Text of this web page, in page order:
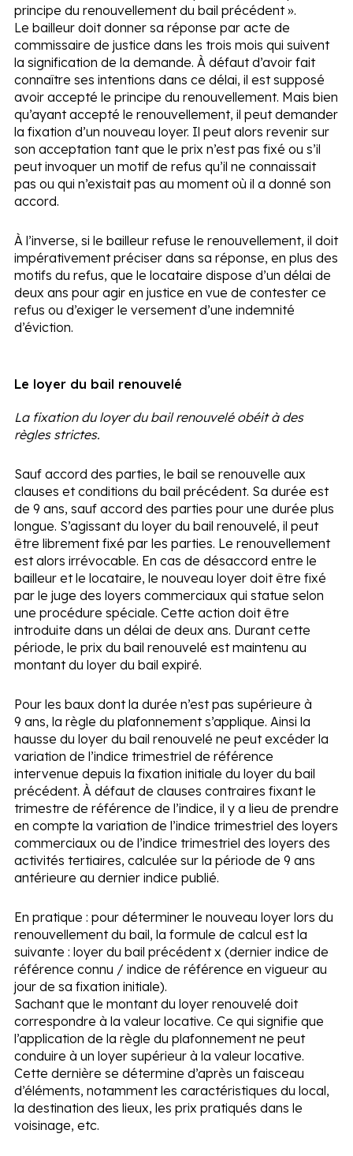
principe du renouvellement du bail précédent ».
Le bailleur doit donner sa réponse par acte de
commissaire de justice dans les trois mois qui suivent
la signification de la demande. À défaut d’avoir fait
connaître ses intentions dans ce délai, il est supposé
avoir accepté le principe du renouvellement. Mais bien
qu’ayant accepté le renouvellement, il peut demander
la fixation d’un nouveau loyer. Il peut alors revenir sur
son acceptation tant que le prix n’est pas fixé ou s’il
peut invoquer un motif de refus qu’il ne connaissait
pas ou qui n’existait pas au moment où il a donné son
accord.
À l’inverse, si le bailleur refuse le renouvellement, il doit
impérativement préciser dans sa réponse, en plus des
motifs du refus, que le locataire dispose d’un délai de
deux ans pour agir en justice en vue de contester ce
refus ou d’exiger le versement d’une indemnité
d’éviction.
Le loyer du bail renouvelé
La fixation du loyer du bail renouvelé obéit à des
règles strictes.
Sauf accord des parties, le bail se renouvelle aux
clauses et conditions du bail précédent. Sa durée est
de 9 ans, sauf accord des parties pour une durée plus
longue. S’agissant du loyer du bail renouvelé, il peut
être librement fixé par les parties. Le renouvellement
est alors irrévocable. En cas de désaccord entre le
bailleur et le locataire, le nouveau loyer doit être fixé
par le juge des loyers commerciaux qui statue selon
une procédure spéciale. Cette action doit être
introduite dans un délai de deux ans. Durant cette
période, le prix du bail renouvelé est maintenu au
montant du loyer du bail expiré.
Pour les baux dont la durée n’est pas supérieure à
9 ans, la règle du plafonnement s’applique. Ainsi la
hausse du loyer du bail renouvelé ne peut excéder la
variation de l’indice trimestriel de référence
intervenue depuis la fixation initiale du loyer du bail
précédent. À défaut de clauses contraires fixant le
trimestre de référence de l’indice, il y a lieu de prendre
en compte la variation de l’indice trimestriel des loyers
commerciaux ou de l’indice trimestriel des loyers des
activités tertiaires, calculée sur la période de 9 ans
antérieure au dernier indice publié.
En pratique : pour déterminer le nouveau loyer lors du
renouvellement du bail, la formule de calcul est la
suivante : loyer du bail précédent x (dernier indice de
référence connu / indice de référence en vigueur au
jour de sa fixation initiale).
Sachant que le montant du loyer renouvelé doit
correspondre à la valeur locative. Ce qui signifie que
l’application de la règle du plafonnement ne peut
conduire à un loyer supérieur à la valeur locative.
Cette dernière se détermine d’après un faisceau
d’éléments, notamment les caractéristiques du local,
la destination des lieux, les prix pratiqués dans le
voisinage, etc.